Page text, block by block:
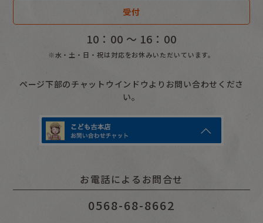
受付
10：00 〜 16：00
※水・土・日・祝は対応をお休みいただいています。
ページ下部のチャットウインドウよりお問い合わせくださ
い。
お電話によるお問合せ
0568-68-8662